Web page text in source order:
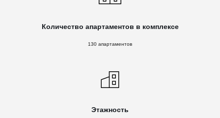
Количество апартаментов в комплексе
130 апартаментов
Этажность